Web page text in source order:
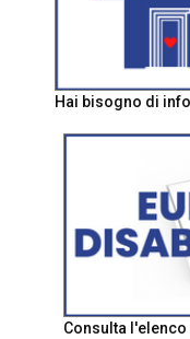
Hai bisogno di
Consulta